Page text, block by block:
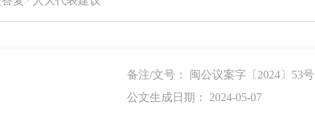
备注/文号： 闽公议案字〔2024〕53号
公文生成日期： 2024-05-07